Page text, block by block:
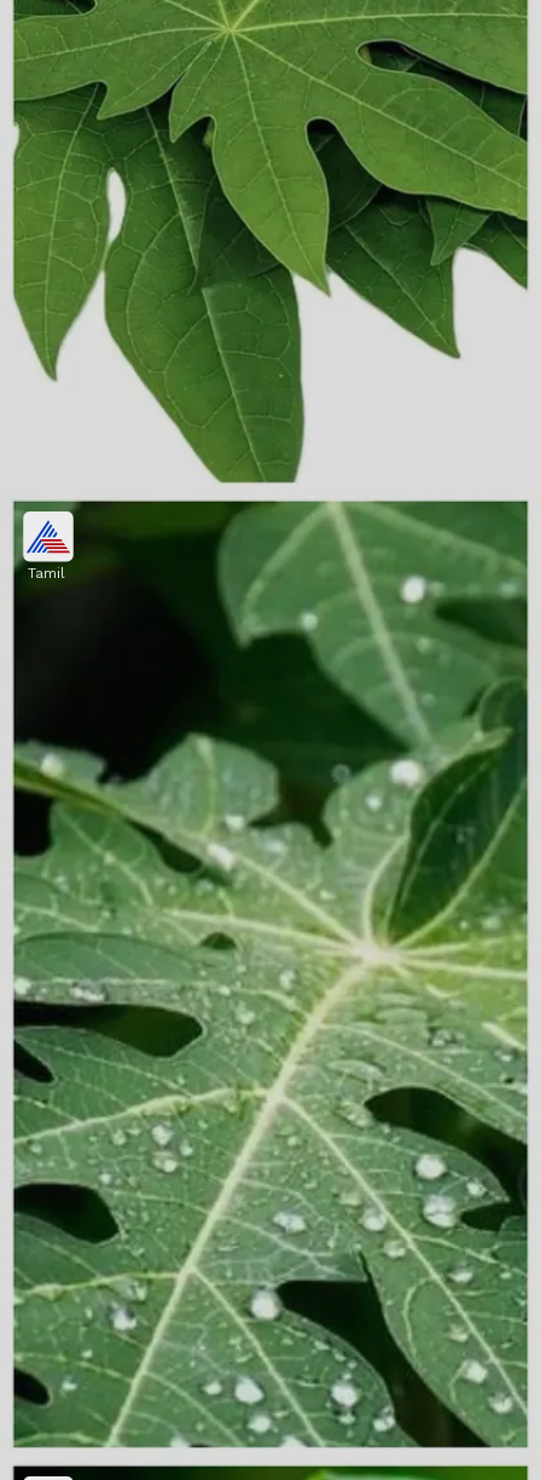
புற்றுநோய் செல்களை
எதிர்க்கும்
பப்பாளி இலைச் சாறு, புற்றுநோய்
செல்களின் வளர்ச்சியைத் தடுப்பதாக
ஆய்வுகள் தெரிவிக்கின்றன. குறிப்பாக,
புராஸ்டேட் மற்றும் மார்பகப் புற்றுநோய்
செல்களை இது கட்டுப்படுத்துகிறது.
Image credits: Getty
Tamil